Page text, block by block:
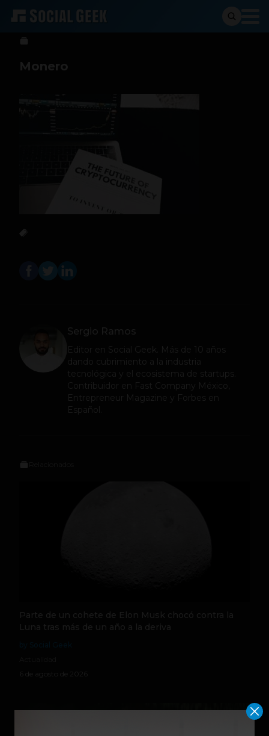
Sergio Ramos 19 de marzo de 2026
Monero
Sergio Ramos
Editor en Social Geek
. Más de 10 años
dando cubrimiento a la industria
tecnológica y el ecosistema de startups.
Contribuidor en Fast Company México,
Entrepreneur Magazine y Forbes en
Español.
Parte de un cohete de Elon Musk chocó contra la
Luna tras más de un año a la deriva
6 de agosto de 2026